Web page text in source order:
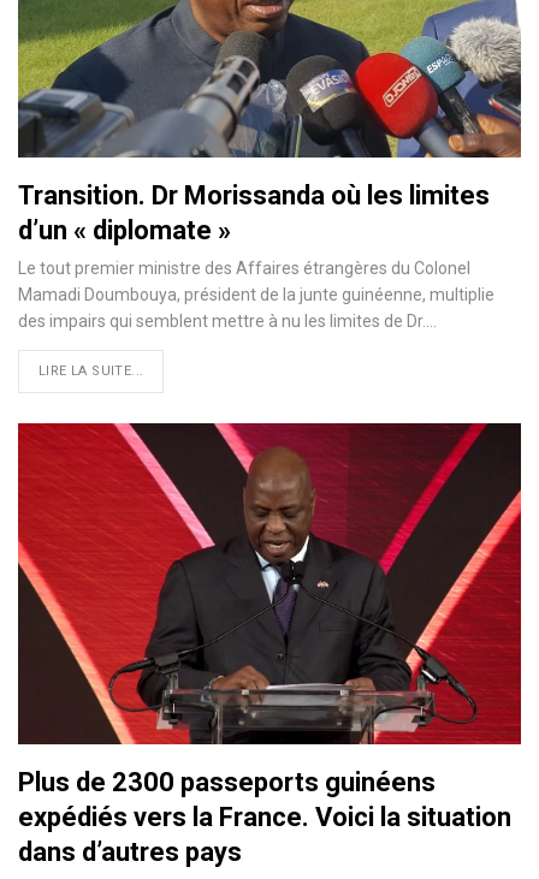
Transition. Dr Morissanda où les limites
d’un « diplomate »
Le tout premier ministre des Affaires étrangères du Colonel
Mamadi Doumbouya, président de la junte guinéenne, multiplie
des impairs qui semblent mettre à nu les limites de Dr.…
LIRE LA SUITE...
Plus de 2300 passeports guinéens
expédiés vers la France. Voici la situation
dans d’autres pays